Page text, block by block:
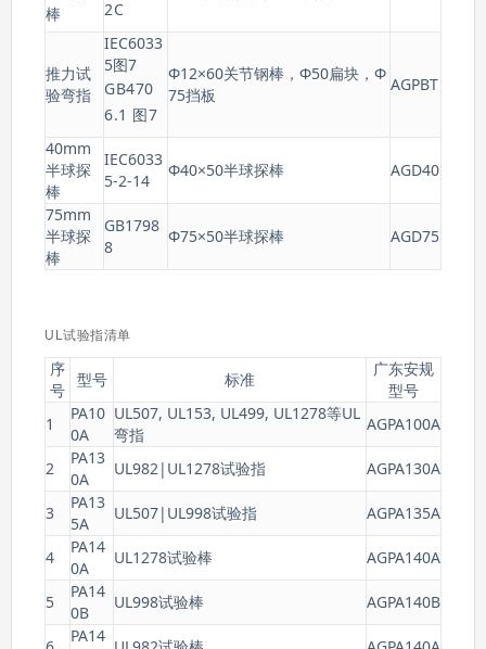
棒
2C
推力试
验弯指
IEC6033
5图7
GB470
6.1 图7
Φ12×60关节钢棒，Φ50扁块，Φ
75挡板
AGPBT
40mm
半球探
棒
IEC6033
5-2-14
Φ40×50半球探棒 AGD40
75mm
半球探
棒
GB1798
8
Φ75×50半球探棒 AGD75
UL试验指清单
序
号
型号 标准
广东安规
型号
1
PA10
0A
UL507, UL153, UL499, UL1278等UL
弯指
AGPA100A
2
PA13
0A
UL982|UL1278试验指 AGPA130A
3
PA13
5A
UL507|UL998试验指 AGPA135A
4
PA14
0A
UL1278试验棒 AGPA140A
5
PA14
0B
UL998试验棒 AGPA140B
PA14